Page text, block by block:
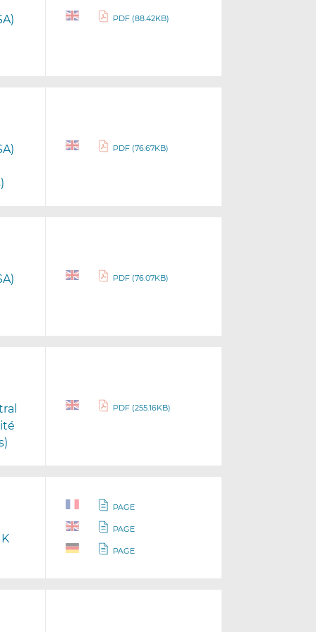
PDF (88.42KB)
PDF (76.67KB)
PDF (76.07KB)
PDF (255.16KB)
PAGE
PAGE
PAGE